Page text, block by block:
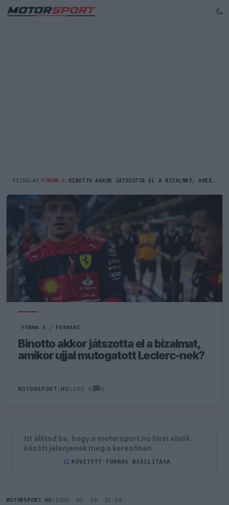
KEZDŐLAP FORMA-1 BINOTTO AKKOR JÁTSZOTTA EL A BIZALMAT, AMIKOR UJJAL MUTOGATOTT LECLERC-NEK?
FORMA-1 / FERRARI
Binotto akkor játszotta el a bizalmat,
amikor ujjal mutogatott Leclerc-nek?
MOTORSPORT.HU 1288 N 0
Itt állítsd be, hogy a motorsport.hu hírei elsők
között jelenjenek meg a keresőben.
G KÖVETETT FORRÁS BEÁLLÍTÁSA
MOTORSPORT.HU / 2023. 01. 29. 11:59